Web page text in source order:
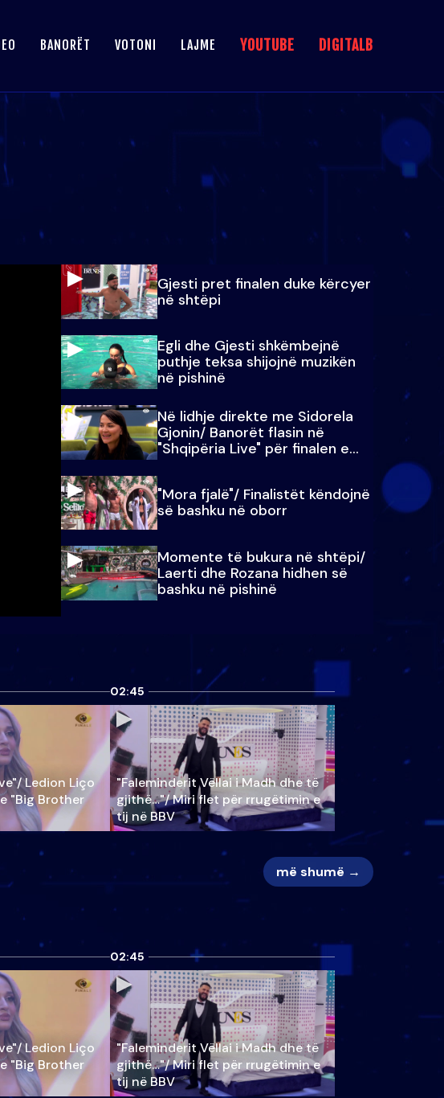
BANORËT VOTONI LAJME YOUTUBE DIGITALB
Gjesti pret finalen duke kërcyer
në shtëpi
Egli dhe Gjesti shkëmbejnë
puthje teksa shijojnë muzikën
në pishinë
Në lidhje direkte me Sidorela
Gjonin/ Banorët flasin në
"Shqipëria Live" për finalen e
madhe
"Mora fjalë"/ Finalistët këndojnë
së bashku në oborr
Momente të bukura në shtëpi/
Laerti dhe Rozana hidhen së
bashku në pishinë
Ledion Liço
"Big Brother
02:45
"Faleminderit Vëllai i Madh dhe të
gjithë…"/ Miri flet për rrugëtimin e
tij në BBV
më shumë →
Ledion Liço
"Big Brother
02:45
"Faleminderit Vëllai i Madh dhe të
gjithë…"/ Miri flet për rrugëtimin e
tij në BBV